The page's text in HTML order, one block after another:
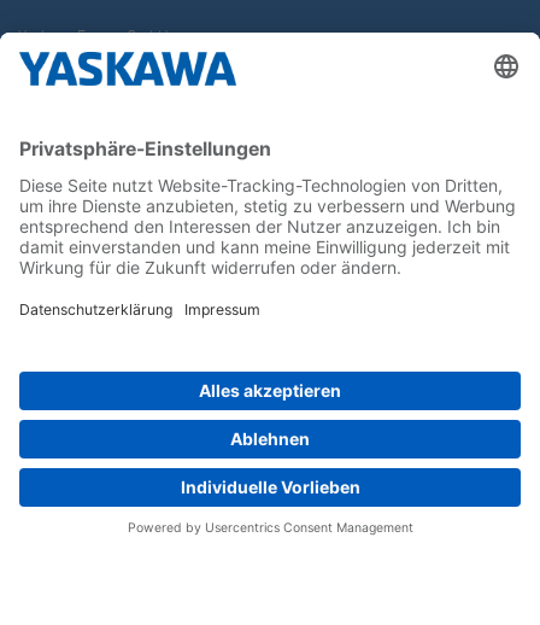
Yaskawa Europe GmbH
Karriere
Newsletter
Follow us on...
Home Impressum Privacy
Cookie Choices
Whistleblowing
Yaskawa Europe GmbH